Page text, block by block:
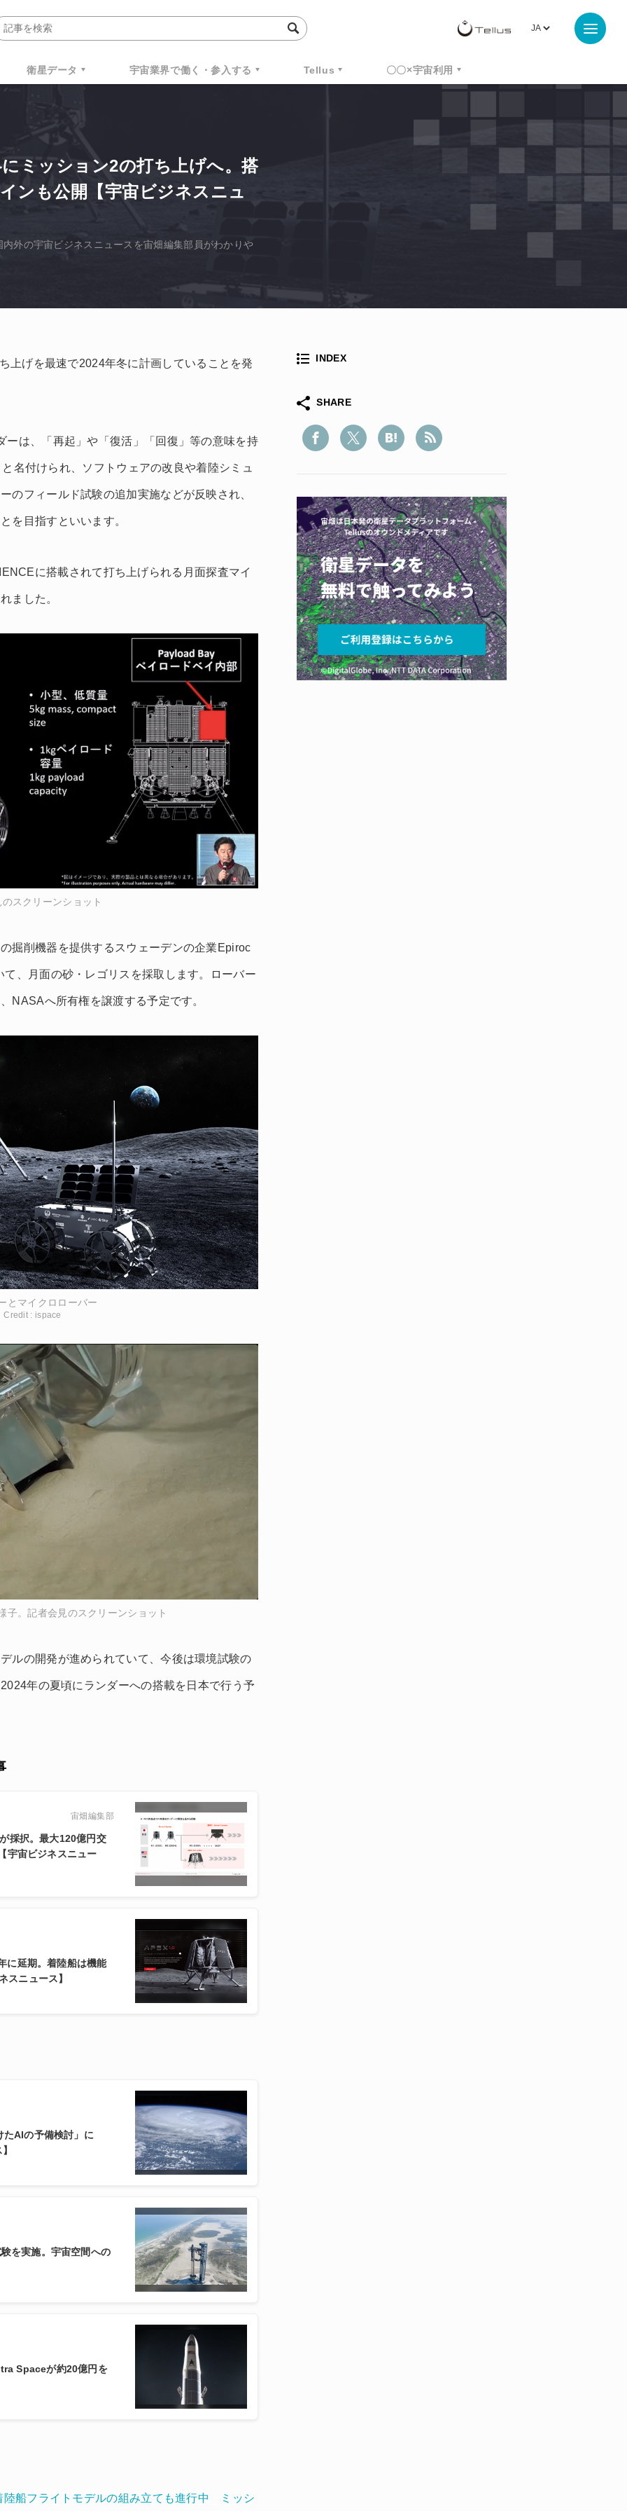
衛星データ 宇宙業界で働く・参入する Tellus 〇〇×宇宙利用
ミッション2の打ち上げへ。搭
ンも公開【宇宙ビジネスニュ
外の宇宙ビジネスニュースを宙畑編集部員がわかりや
上げを最速で2024年冬に計画していることを発
ーは、「再起」や「復活」「回復」等の意味を持
名付けられ、ソフトウェアの改良や着陸シミュ
のフィールド試験の追加実施などが反映され、
を目指すといいます。
に搭載されて打ち上げられる月面探査マイ
ました。
スクリーンショット
掘削機器を提供するスウェーデンの企業Epiroc
、月面の砂・レゴリスを採取します。ローバー
NASAへ所有権を譲渡する予定です。
とマイクロローバー
Credit : ispace
子。記者会見のスクリーンショット
ルの開発が進められていて、今後は環境試験の
年の夏頃にランダーへの搭載を日本で行う予
宙畑編集部
採択。最大120億円交
宇宙ビジネスニュー
に延期。着陸船は機能
スニュース】
たAIの予備検討」に
を実施。宇宙空間への
Spaceが約20億円を
陸船フライトモデルの組み立ても進行中 ミッシ
INDEX
SHARE